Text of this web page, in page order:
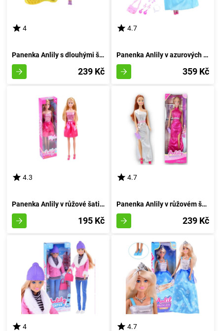
4
Panenka Anlily s dlouhými švestkovými vlákny
239 Kč
4.7
Panenka Anlily v azurových večerních šatech
359 Kč
4.3
Panenka Anlily v růžové šatičce
195 Kč
4.7
Panenka Anlily v růžovém šatě s květinovými zdobeními
239 Kč
4 4.7